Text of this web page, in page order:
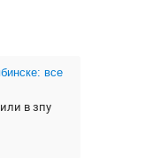
все
в зпу